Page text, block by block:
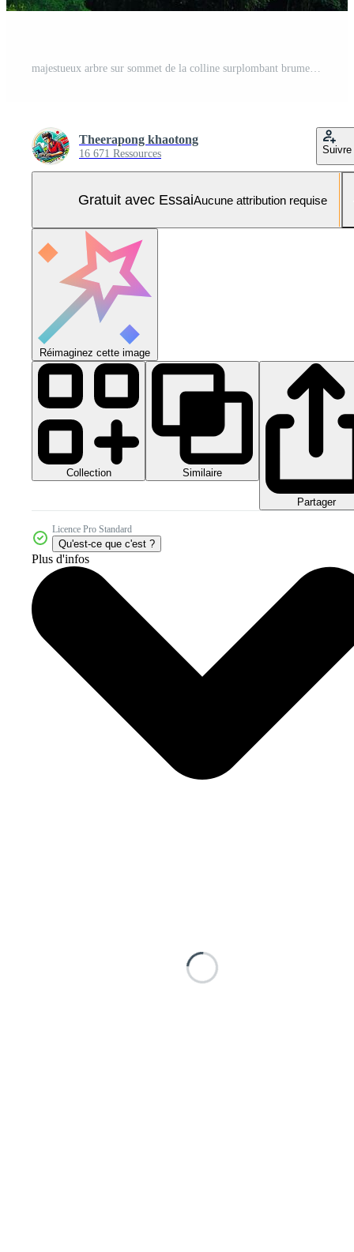
majestueux arbre sur sommet de la colline surplombant brumeux Montagne paysage Stupéfiant la nature scène Photo Pro
Theerapong khaotong
16 671 Ressources Suivre
Gratuit avec EssaiAucune attribution requise
Réimaginez cette image
Collection Similaire
Partager
Licence Pro Standard
Qu'est-ce que c'est ?
Plus d'infos